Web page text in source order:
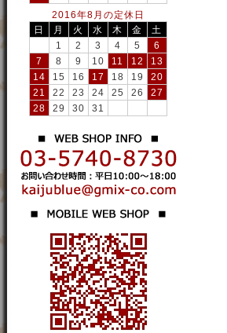
2016年8月の定休日
日
月 火 水 木 金
土
1
2 3 4 5
6
7
8 9 10 11 12
13
14
15 16 17 18 19
20
21
22 23 24 25 26
27
28
29 30 31